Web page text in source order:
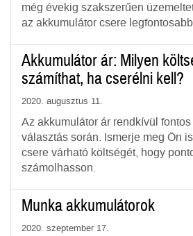
még évekig szakszerűen
az akkumulátor csere
Akkumulátor ár: Milyen
számíthat, ha cserélni kell?
2020. augusztus 11.
Az akkumulátor ár rendkívül
választás során. Ismerje meg Ön
csere várható költségét, hogy
számolhasson.
Munka akkumulátorok
2020. szeptember 17.